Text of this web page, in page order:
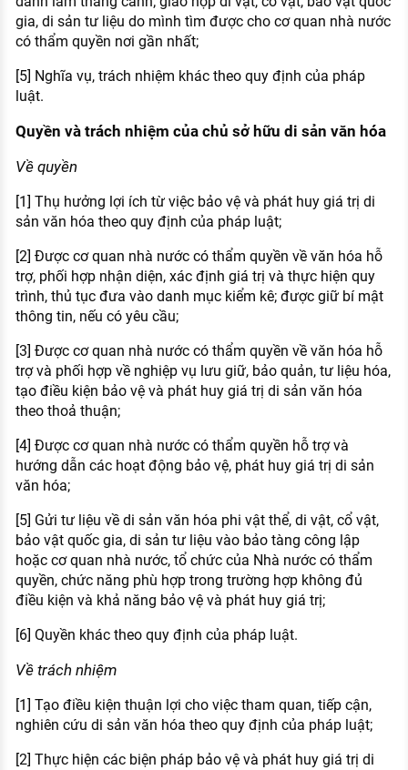
gia, di sản tư liệu do mình tìm được cho cơ quan nhà nước
có thẩm quyền nơi gần nhất;
[5] Nghĩa vụ, trách nhiệm khác theo quy định của pháp
luật.
Quyền và trách nhiệm của chủ sở hữu di sản văn hóa
Về quyền
[1] Thụ hưởng lợi ích từ việc bảo vệ và phát huy giá trị di
sản văn hóa theo quy định của pháp luật;
[2] Được cơ quan nhà nước có thẩm quyền về văn hóa hỗ
trợ, phối hợp nhận diện, xác định giá trị và thực hiện quy
trình, thủ tục đưa vào danh mục kiểm kê; được giữ bí mật
thông tin, nếu có yêu cầu;
[3] Được cơ quan nhà nước có thẩm quyền về văn hóa hỗ
trợ và phối hợp về nghiệp vụ lưu giữ, bảo quản, tư liệu hóa,
tạo điều kiện bảo vệ và phát huy giá trị di sản văn hóa
theo thoả thuận;
[4] Được cơ quan nhà nước có thẩm quyền hỗ trợ và
hướng dẫn các hoạt động bảo vệ, phát huy giá trị di sản
văn hóa;
[5] Gửi tư liệu về di sản văn hóa phi vật thể, di vật, cổ vật,
bảo vật quốc gia, di sản tư liệu vào bảo tàng công lập
hoặc cơ quan nhà nước, tổ chức của Nhà nước có thẩm
quyền, chức năng phù hợp trong trường hợp không đủ
điều kiện và khả năng bảo vệ và phát huy giá trị;
[6] Quyền khác theo quy định của pháp luật.
Về trách nhiệm
[1] Tạo điều kiện thuận lợi cho việc tham quan, tiếp cận,
nghiên cứu di sản văn hóa theo quy định của pháp luật;
[2] Thực hiện các biện pháp bảo vệ và phát huy giá trị di